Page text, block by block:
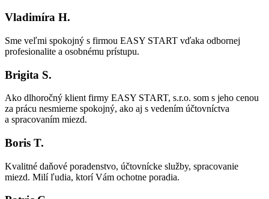
Vladimíra H.
Sme veľmi spokojný s firmou EASY START vďaka odbornej
profesionalite a osobnému prístupu.
Brigita S.
Ako dlhoročný klient firmy EASY START, s.r.o. som s jeho cenou
za prácu nesmierne spokojný, ako aj s vedením účtovníctva
a spracovaním miezd.
Boris T.
Kvalitné daňové poradenstvo, účtovnícke služby, spracovanie
miezd. Milí ľudia, ktorí Vám ochotne poradia.